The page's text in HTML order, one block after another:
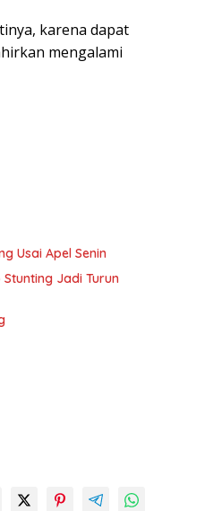
karena dapat
mengalami
Usai Apel Senin
Jadi Turun